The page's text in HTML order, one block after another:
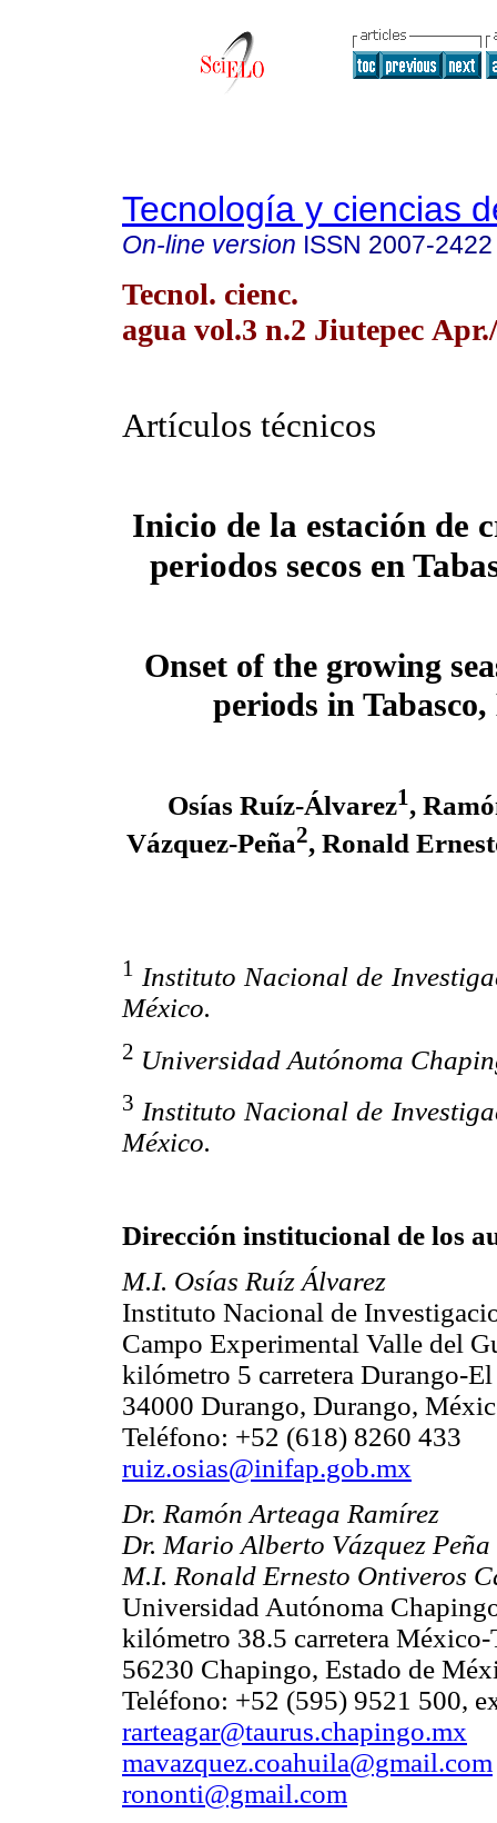
Tecnología y ciencias
On-line version ISSN 2007-2422
Tecnol. cienc.
agua vol.3 n.2 Jiutepec
Artículos técnicos
Inicio de la estación de
periodos secos en
Onset of the growing
periods in
Osías Ruíz-Álvarez1,
Vázquez-Peña2, Ronald
1 Instituto Nacional de
México.
2 Universidad Autónoma
3 Instituto Nacional de
México.
Dirección institucional de los
M.I. Osías Ruíz Álvarez
Instituto Nacional de
Campo Experimental Valle del
kilómetro 5 carretera Durango-
34000 Durango, Durango,
Teléfono: +52 (618) 8260 433
ruiz.osias@inifap.gob.mx
Dr. Ramón Arteaga Ramírez
Dr. Mario Alberto Vázquez Peña
M.I. Ronald Ernesto Ontiveros
Universidad Autónoma
kilómetro 38.5 carretera
56230 Chapingo, Estado de
Teléfono: +52 (595) 9521 500,
rarteagar@taurus.chapingo.mx
mavazquez.coahuila@gmail.com
rononti@gmail.com